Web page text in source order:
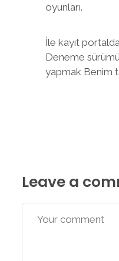
oyunları.
İle kayıt
Deneme
yapmak Benim
Leave a